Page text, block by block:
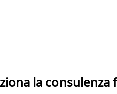
la consulenza